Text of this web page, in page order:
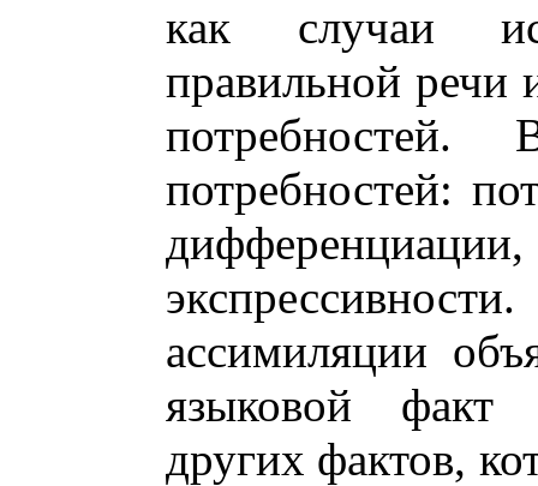
как случаи
правильной речи
потребностей.
потребностей:
дифференциации,
ассимиляции
языковой факт
других фактов,